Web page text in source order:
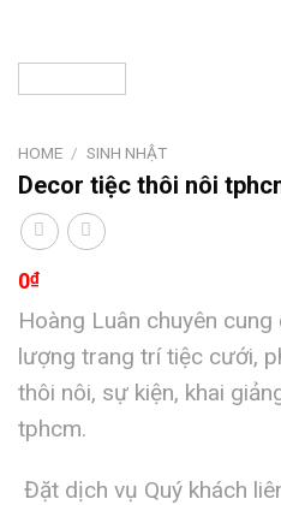
HOME / SINH NHẬT
Decor tiệc thôi nôi
0₫
Hoàng Luân chuyên
lượng trang trí tiệc cưới,
thôi nôi, sự kiện, khai
tphcm.
Đặt dịch vụ Quý khách